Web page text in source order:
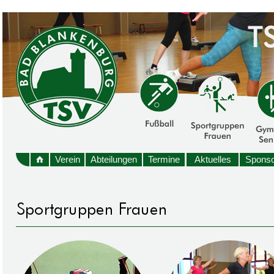
Verein Abteilungen Termine Aktuelles